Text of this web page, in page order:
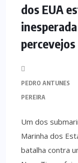
dos EUA
percevejos
PEDRO ANTUNES
PEREIRA
Um dos
Marinha dos
batalha contra